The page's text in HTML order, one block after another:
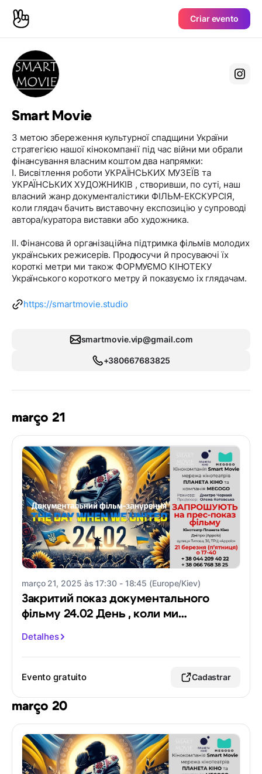
Criar evento
Smart Movie
З метою збереження культурної спадщини України
стратегією нашої кінокомпанії під час війни ми обрали
фінансування власним коштом два напрямки:
І. Висвітлення роботи УКРАЇНСЬКИХ МУЗЕЇВ та
УКРАЇНСЬКИХ ХУДОЖНИКІВ , створивши, по суті, наш
власний жанр документалістики ФІЛЬМ-ЕКСКУРСІЯ,
коли глядач бачить виставочну експозицію у супроводі
автора/куратора виставки або художника.
ІІ. Фінансова й організаційна підтримка фільмів молодих
українських режисерів. Продюсучи й просуваючі їх
короткі метри ми також ФОРМУЄМО КІНОТЕКУ
Українського короткого метру й показуємо іх глядачам.
https://smartmovie.studio
smartmovie.vip@gmail.com
+380667683825
março 21
março 21, 2025 às 17:30 - 18:45 (Europe/Kiev)
Закритий показ документального
фільму 24.02 День , коли ми
Detalhes
Evento gratuito Cadastrar
março 20